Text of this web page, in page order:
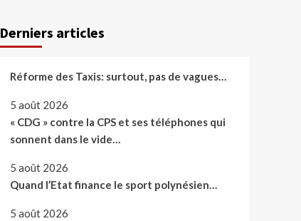
Derniers articles
Réforme des Taxis: surtout, pas de vagues…
5 août 2026
« CDG » contre la CPS et ses téléphones qui
sonnent dans le vide…
5 août 2026
Quand l’Etat finance le sport polynésien…
5 août 2026